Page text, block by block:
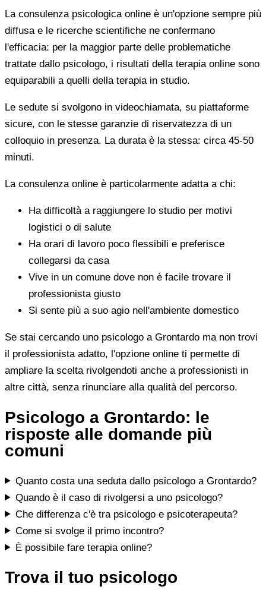
La consulenza psicologica online è un'opzione sempre più
diffusa e le ricerche scientifiche ne confermano
l'efficacia: per la maggior parte delle problematiche
trattate dallo psicologo, i risultati della terapia online sono
equiparabili a quelli della terapia in studio.
Le sedute si svolgono in videochiamata, su piattaforme
sicure, con le stesse garanzie di riservatezza di un
colloquio in presenza. La durata è la stessa: circa 45-50
minuti.
La consulenza online è particolarmente adatta a chi:
Ha difficoltà a raggiungere lo studio per motivi
logistici o di salute
Ha orari di lavoro poco flessibili e preferisce
collegarsi da casa
Vive in un comune dove non è facile trovare il
professionista giusto
Si sente più a suo agio nell'ambiente domestico
Se stai cercando uno psicologo a Grontardo ma non trovi
il professionista adatto, l'opzione online ti permette di
ampliare la scelta rivolgendoti anche a professionisti in
altre città, senza rinunciare alla qualità del percorso.
Psicologo a Grontardo: le
risposte alle domande più
comuni
Quanto costa una seduta dallo psicologo a Grontardo?
Quando è il caso di rivolgersi a uno psicologo?
Che differenza c'è tra psicologo e psicoterapeuta?
Come si svolge il primo incontro?
È possibile fare terapia online?
Trova il tuo psicologo